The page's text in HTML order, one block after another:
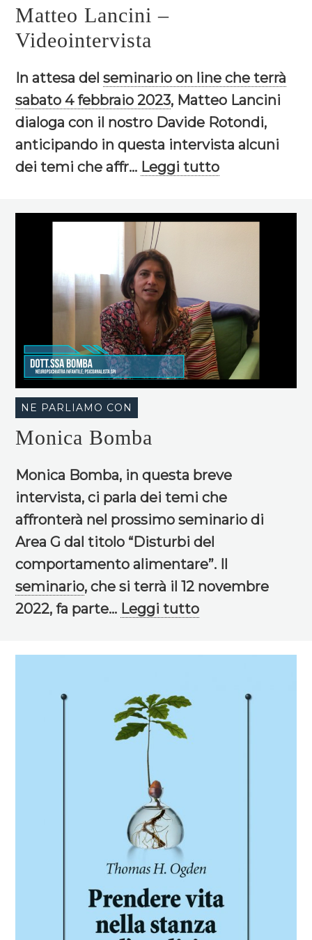
Matteo Lancini –
Videointervista
In attesa delseminario on line che terrà
sabato 4 febbraio 2023, Matteo Lancini
dialoga con il nostro Davide Rotondi,
anticipando in questa intervista alcuni
dei temi che affr... Leggi tutto
NE PARLIAMO CON
Monica Bomba
Monica Bomba, in questa breve
intervista, ci parla dei temi che
affronterà nel prossimo seminario di
Area G dal titolo “Disturbi del
comportamento alimentare”. Il
seminario, che si terrà il 12 novembre
2022, fa parte... Leggi tutto